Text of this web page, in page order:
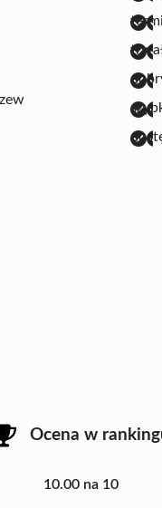
Ocena w
10.00 na 10